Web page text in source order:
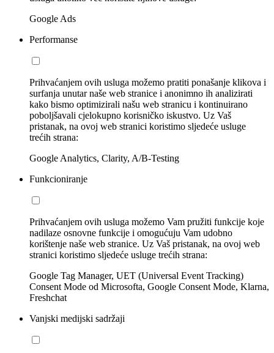
Google Ads
Performanse
Prihvaćanjem ovih usluga možemo pratiti ponašanje klikova i
surfanja unutar naše web stranice i anonimno ih analizirati
kako bismo optimizirali našu web stranicu i kontinuirano
poboljšavali cjelokupno korisničko iskustvo. Uz Vaš
pristanak, na ovoj web stranici koristimo sljedeće usluge
trećih strana:
Google Analytics, Clarity, A/B-Testing
Funkcioniranje
Prihvaćanjem ovih usluga možemo Vam pružiti funkcije koje
nadilaze osnovne funkcije i omogućuju Vam udobno
korištenje naše web stranice. Uz Vaš pristanak, na ovoj web
stranici koristimo sljedeće usluge trećih strana:
Google Tag Manager, UET (Universal Event Tracking)
Consent Mode od Microsofta, Google Consent Mode, Klarna,
Freshchat
Vanjski medijski sadržaji